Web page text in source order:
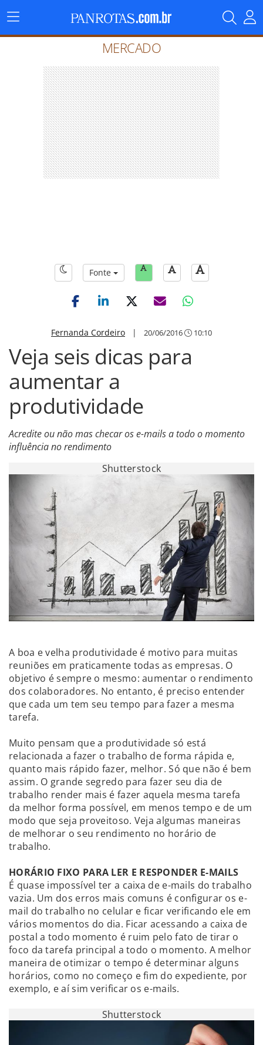
Menu
Principal
MERCADO
Fonte
Fernanda Cordeiro | 20/06/2016 10:10
Veja seis dicas para
aumentar a
produtividade
Acredite ou não mas checar os e-mails a todo o momento
influência no rendimento
Shutterstock
A boa e velha produtividade é motivo para muitas
reuniões em praticamente todas as empresas. O
objetivo é sempre o mesmo: aumentar o rendimento
dos colaboradores. No entanto, é preciso entender
que cada um tem seu tempo para fazer a mesma
tarefa.
Muito pensam que a produtividade só está
relacionada a fazer o trabalho de forma rápida e,
quanto mais rápido fazer, melhor. Só que não é bem
assim. O grande segredo para fazer seu dia de
trabalho render mais é fazer aquela mesma tarefa
da melhor forma possível, em menos tempo e de um
modo que seja proveitoso. Veja algumas maneiras
de melhorar o seu rendimento no horário de
trabalho.
HORÁRIO FIXO PARA LER E RESPONDER E-MAILS
É quase impossível ter a caixa de e-mails do trabalho
vazia. Um dos erros mais comuns é configurar os e-
mail do trabalho no celular e ficar verificando ele em
vários momentos do dia. Ficar acessando a caixa de
postal a todo momento é ruim pelo fato de tirar o
foco da tarefa principal a todo o momento. A melhor
maneira de otimizar o tempo é determinar alguns
horários, como no começo e fim do expediente, por
exemplo, e aí sim verificar os e-mails.
Shutterstock